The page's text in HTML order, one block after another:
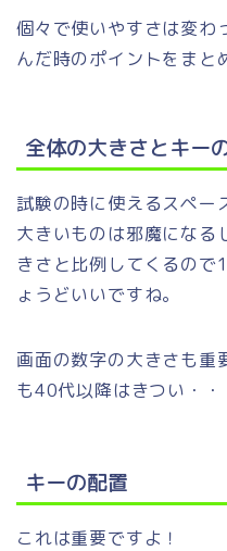
個々で使いやすさは変わ
んだ時のポイントをまと
全体の大きさとキー
試験の時に使えるスペー
大きいものは邪魔になる
きさと比例してくるの
ょうどいいですね。
画面の数字の大きさも重
も40代以降はきつい・・
キーの配置
これは重要ですよ！